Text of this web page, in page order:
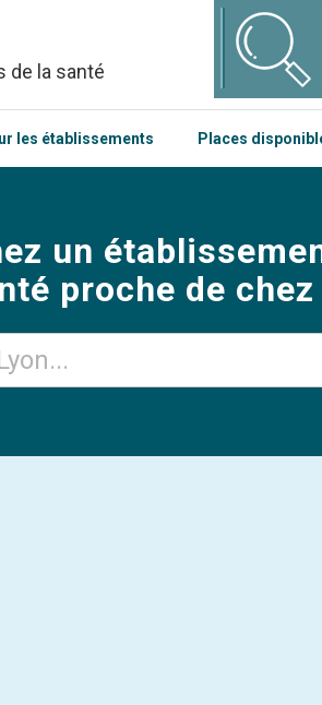
de la santé
les établissements Places
un
proche de chez